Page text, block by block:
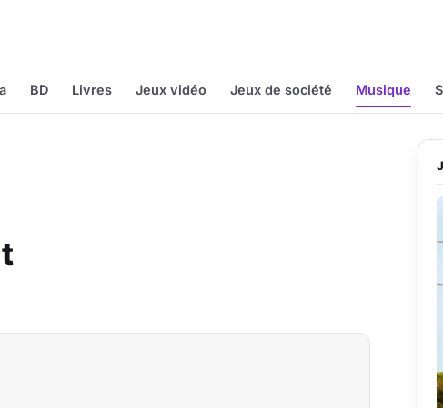
BD Livres Jeux vidéo Jeux de société Musique